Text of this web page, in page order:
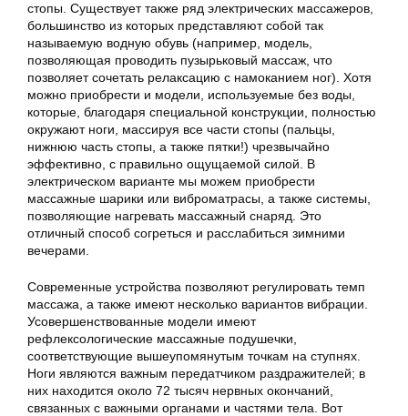
стопы. Существует также ряд электрических массажеров,
большинство из которых представляют собой так
называемую водную обувь (например, модель,
позволяющая проводить пузырьковый массаж, что
позволяет сочетать релаксацию с намоканием ног). Хотя
можно приобрести и модели, используемые без воды,
которые, благодаря специальной конструкции, полностью
окружают ноги, массируя все части стопы (пальцы,
нижнюю часть стопы, а также пятки!) чрезвычайно
эффективно, с правильно ощущаемой силой. В
электрическом варианте мы можем приобрести
массажные шарики или виброматрасы, а также системы,
позволяющие нагревать массажный снаряд. Это
отличный способ согреться и расслабиться зимними
вечерами.
Современные устройства позволяют регулировать темп
массажа, а также имеют несколько вариантов вибрации.
Усовершенствованные модели имеют
рефлексологические массажные подушечки,
соответствующие вышеупомянутым точкам на ступнях.
Ноги являются важным передатчиком раздражителей; в
них находится около 72 тысяч нервных окончаний,
связанных с важными органами и частями тела. Вот